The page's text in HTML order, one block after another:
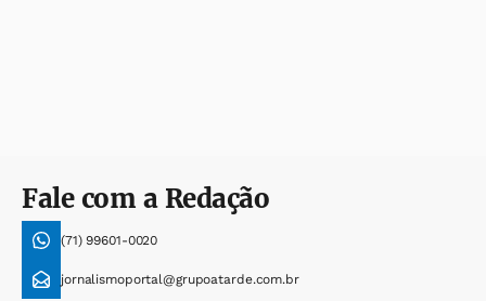
Fale com a Redação
(71) 99601-0020
jornalismoportal@grupoatarde.com.br